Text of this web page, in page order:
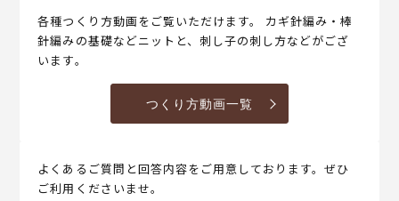
各種つくり方動画をご覧いただけます。 カギ針編み・棒
針編みの基礎などニットと、刺し子の刺し方などがござ
います。
つくり方動画一覧
よくあるご質問と回答内容をご用意しております。ぜひ
ご利用くださいませ。